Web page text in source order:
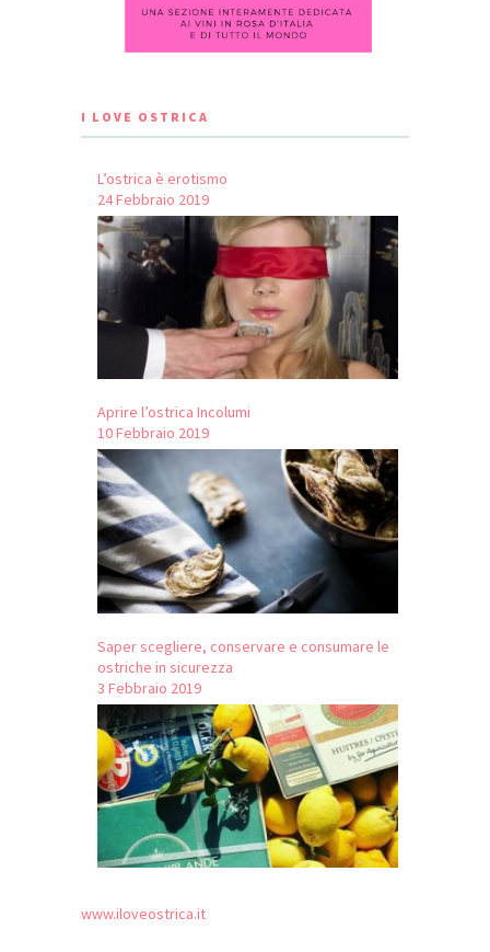
I LOVE OSTRICA
L’ostrica è erotismo
24 Febbraio 2019
Aprire l’ostrica Incolumi
10 Febbraio 2019
Saper scegliere, conservare e consumare le
ostriche in sicurezza
3 Febbraio 2019
www.iloveostrica.it